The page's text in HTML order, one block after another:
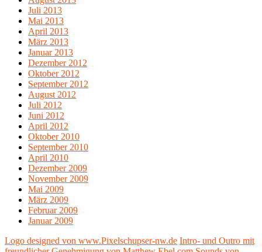
Juli 2013
Mai 2013
April 2013
März 2013
Januar 2013
Dezember 2012
Oktober 2012
September 2012
August 2012
Juli 2012
Juni 2012
April 2012
Oktober 2010
September 2010
April 2010
Dezember 2009
November 2009
Mai 2009
März 2009
Februar 2009
Januar 2009
Logo designed von www.Pixelschupser-nw.de Intro- und Outro mit